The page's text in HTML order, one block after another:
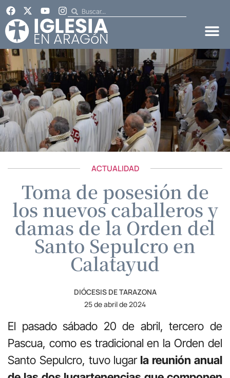
ACTUALIDAD
Toma de posesión de
los nuevos caballeros y
damas de la Orden del
Santo Sepulcro en
Calatayud
DIÓCESIS DE TARAZONA
25 de abril de 2024
El pasado sábado 20 de abril, tercero de
Pascua, como es tradicional en la Orden del
Santo Sepulcro, tuvo lugarla reunión anual